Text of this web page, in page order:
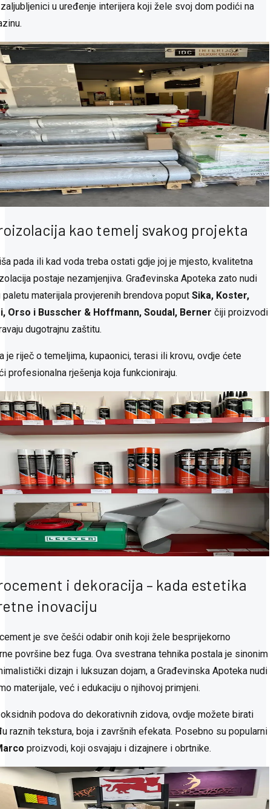
u uređenje interijera koji žele svoj dom podići na
kao temelj svakog projekta
pada ili kad voda treba ostati gdje joj je mjesto, kvalitetna
postaje nezamjenjiva. Građevinska Apoteka zato nudi
paletu materijala provjerenih brendova poputSika, Koster,
Orso i Busscher & Hoffmann, Soudal, Berner čiji proizvodi
dugotrajnu zaštitu.
je riječ o temeljima, kupaonici, terasi ili krovu, ovdje ćete
profesionalna rješenja koja funkcioniraju.
i dekoracija – kada estetika
inovaciju
je sve češći odabir onih koji žele besprijekorno
površine bez fuga. Ova svestrana tehnika postala je sinonim
dizajn i luksuzan dojam, a Građevinska Apoteka nudi
materijale, već i edukaciju o njihovoj primjeni.
podova do dekorativnih zidova, ovdje možete birati
raznih tekstura, boja i završnih efekata. Posebno su popularni
proizvodi, koji osvajaju i dizajnere i obrtnike.